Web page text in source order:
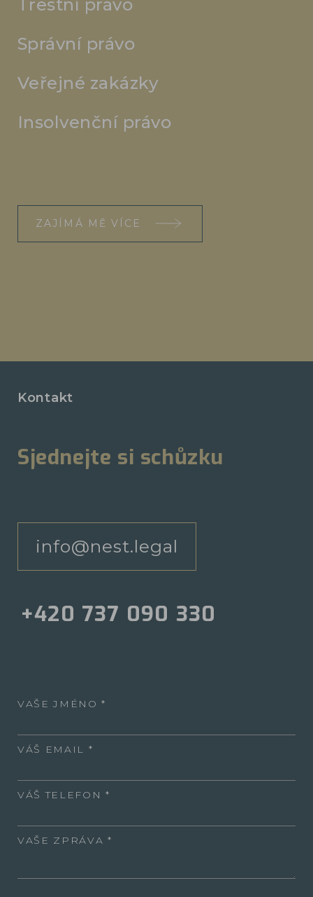
Trestní právo
Správní právo
Veřejné zakázky
Insolvenční právo
ZAJÍMÁ MĚ VÍCE
Kontakt
Sjednejte si schůzku
info@nest.legal
+420 737 090 330
VAŠE JMÉNO
VÁŠ EMAIL
VÁŠ TELEFON
VAŠE ZPRÁVA